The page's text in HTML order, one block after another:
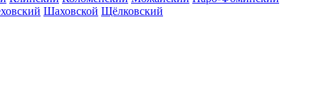
Шаховской Щёлковский